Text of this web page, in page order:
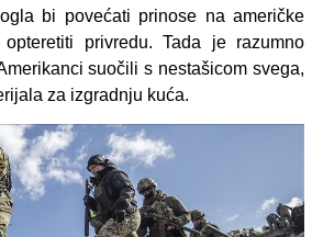
bi povećati prinose na američke
privredu. Tada je razumno
suočili s nestašicom svega,
za izgradnju kuća.